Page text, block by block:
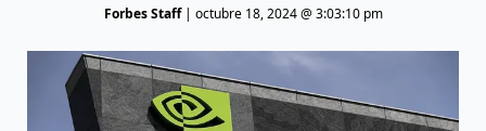
Forbes Staff| octubre 18, 2024 @ 3:03:10 pm